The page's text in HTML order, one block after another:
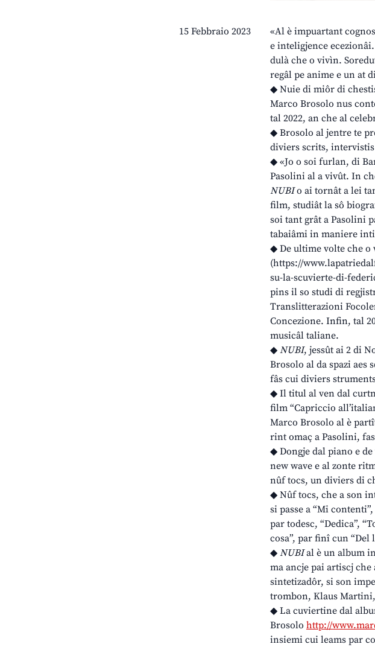
15 Febbraio 2023
«Al è impuartant
e inteligjence
dulà che o vivìn.
regâl pe anime e un at
◆ Nuie di miôr di
Marco Brosolo nus
tal 2022, an che al
◆ Brosolo al jentre te
diviers scrits, intervistis
◆ «Jo o soi furlan, di
Pasolini al a vivût. In
NUBIo ai tornât a lei
film, studiât la sô
soi tant grât a Pasolini
tabaiâmi in maniere
◆ De ultime volte che o
(https://
su-la-scuvierte-di-
pins il so studi di
Translitterazioni
Concezione. Infin, tal
musicâl taliane.
◆ NUBI, jessût ai 2 di
Brosolo al da spazi aes
fâs cui diviers
◆ Il titul al ven dal
film “Capriccio
Marco Brosolo al è
rint omaç a Pasolini,
◆ Dongje dal piano e
new wave e al zonte
nûf tocs, un diviers di
◆ Nûf tocs, che a son
si passe a “Mi
par todesc, “Dedica”,
cosa”, par finî cun “Del
◆ NUBIal è un album
ma ancje pai artiscj
sintetizadôr, si son
trombon, Klaus Martini,
◆ La cuviertine dal
Brosolo http://
insiemi cui leams par